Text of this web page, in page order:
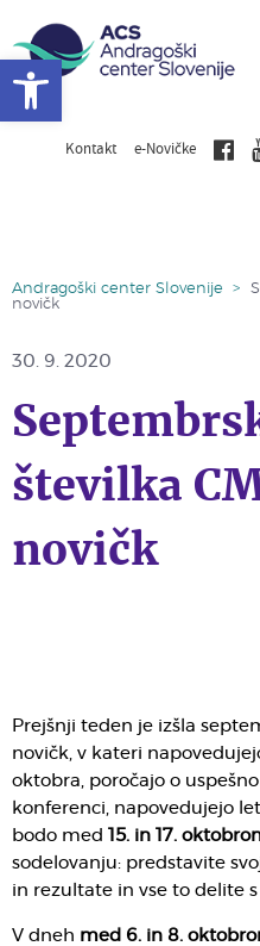
Kontakt e-Novičke
Andragoški center Slovenije >
novičk
30. 9. 2020
številka
novičk
Prejšnji teden je izšla
novičk, v kateri
oktobra, poročajo o
konferenci, napovedujejo
bodo med
15. in 17.
sodelovanju: predstavite
in rezultate in vse to delite
V dneh med 6. in 8.
Open toolbar